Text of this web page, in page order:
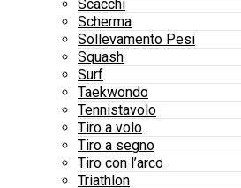
Scacchi
Scherma
Sollevamento Pesi
Squash
Surf
Taekwondo
Tennistavolo
Tiro a volo
Tiro a segno
Tiro con l’arco
Triathlon